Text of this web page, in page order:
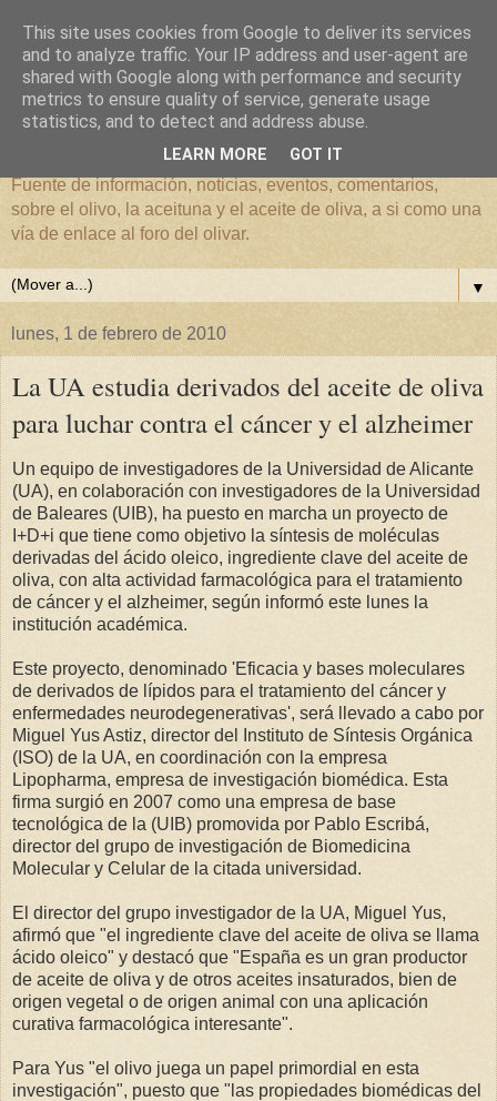
El mundo del Olivar
Fuente de información, noticias, eventos, comentarios,
sobre el olivo, la aceituna y el aceite de oliva, a si como una
vía de enlace al foro del olivar.
▼
lunes, 1 de febrero de 2010
La UA estudia derivados del aceite de oliva
para luchar contra el cáncer y el alzheimer
Un equipo de investigadores de la Universidad de Alicante
(UA), en colaboración con investigadores de la Universidad
de Baleares (UIB), ha puesto en marcha un proyecto de
I+D+i que tiene como objetivo la síntesis de moléculas
derivadas del ácido oleico, ingrediente clave del aceite de
oliva, con alta actividad farmacológica para el tratamiento
de cáncer y el alzheimer, según informó este lunes la
institución académica.
Este proyecto, denominado 'Eficacia y bases moleculares
de derivados de lípidos para el tratamiento del cáncer y
enfermedades neurodegenerativas', será llevado a cabo por
Miguel Yus Astiz, director del Instituto de Síntesis Orgánica
(ISO) de la UA, en coordinación con la empresa
Lipopharma, empresa de investigación biomédica. Esta
firma surgió en 2007 como una empresa de base
tecnológica de la (UIB) promovida por Pablo Escribá,
director del grupo de investigación de Biomedicina
Molecular y Celular de la citada universidad.
El director del grupo investigador de la UA, Miguel Yus,
afirmó que "el ingrediente clave del aceite de oliva se llama
ácido oleico" y destacó que "España es un gran productor
de aceite de oliva y de otros aceites insaturados, bien de
origen vegetal o de origen animal con una aplicación
curativa farmacológica interesante".
Para Yus "el olivo juega un papel primordial en esta
investigación", puesto que "las propiedades biomédicas del
This site uses cookies from Google to deliver its services
and to analyze traffic. Your IP address and user-agent are
shared with Google along with performance and security
metrics to ensure quality of service, generate usage
statistics, and to detect and address abuse.
LEARN MORE GOT IT